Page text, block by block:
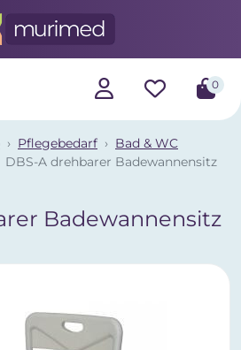
0
Pflegebedarf
Bad & WC
DBS-A drehbarer Badewannensitz
Badewannensitz